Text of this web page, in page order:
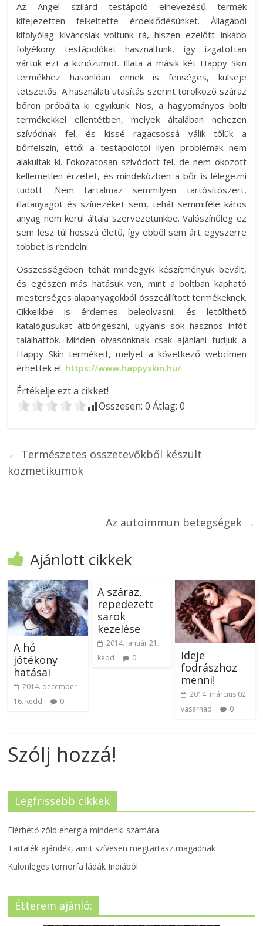
Az Angel szilárd testápoló elnevezésű termék
kifejezetten felkeltette érdeklődésünket. Állagából
kifolyólag kíváncsiak voltunk rá, hiszen ezelőtt inkább
folyékony testápolókat használtunk, így izgatottan
vártuk ezt a kuriózumot. Illata a másik két Happy Skin
termékhez hasonlóan ennek is fenséges, külseje
tetszetős. A használati utasítás szerint törölköző száraz
bőrön próbálta ki egyikünk. Nos, a hagyományos bolti
termékekkel ellentétben, melyek általában nehezen
szívódnak fel, és kissé ragacsossá válik tőlük a
bőrfelszín, ettől a testápolótól ilyen problémák nem
alakultak ki. Fokozatosan szívódott fel, de nem okozott
kellemetlen érzetet, és mindeközben a bőr is lélegezni
tudott. Nem tartalmaz semmilyen tartósítószert,
illatanyagot és színezéket sem, tehát semmiféle káros
anyag nem kerül általa szervezetünkbe. Valószínűleg ez
sem lesz túl hosszú életű, így ebből sem árt egyszerre
többet is rendelni.
Összességében tehát mindegyik készítményük bevált,
és egészen más hatásuk van, mint a boltban kapható
mesterséges alapanyagokból összeállított termékeknek.
Cikkeikbe is érdemes beleolvasni, és letölthető
katalógusukat átböngészni, ugyanis sok hasznos infót
találhattok. Minden olvasónknak csak ajánlani tudjuk a
Happy Skin termékeit, melyet a következő webcímen
érhettek el: https://www.happyskin.hu/
Értékelje ezt a cikket!
Összesen:0 Átlag:0
← Természetes összetevőkből készült
kozmetikumok
Az autoimmun betegségek →
Ajánlott cikkek
A hó
jótékony
hatásai
2014. december
16. kedd
0
A száraz,
repedezett
sarok
kezelése
2014. január 21.
kedd
0
Ideje
fodrászhoz
menni!
2014. március 02.
vasárnap
0
Szólj hozzá!
Legfrissebb cikkek
Elérhető zöld energia mindenki számára
Tartalék ajándék, amit szívesen megtartasz magadnak
Különleges tömörfa ládák Indiából
Étterem ajánló: